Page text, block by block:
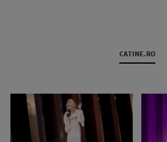
CATINE.RO